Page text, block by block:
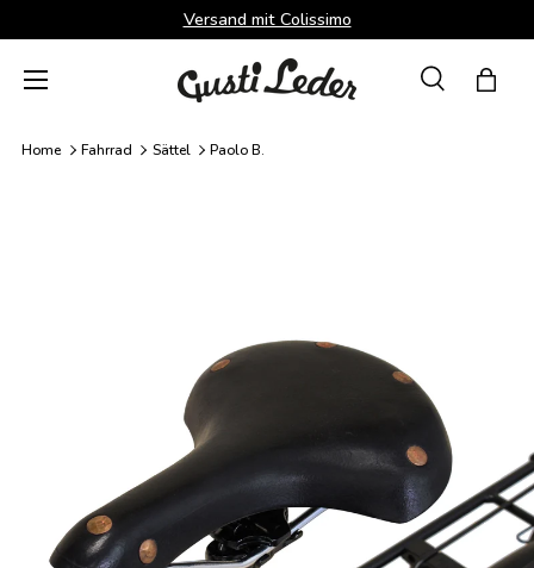
Direkt zum Inhalt
Versand mit Colissimo
Suche
Menü
Home Fahrrad Sättel Paolo B.